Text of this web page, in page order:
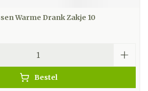
Warme Drank Zakje 10
Bestel